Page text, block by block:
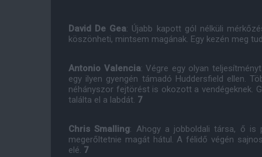
David De Gea: Újabb kapott gól nélküli
köszönheti, mintsem magának. Egy kezén meg
Antonio Valencia: Végre egy olyan
egy ilyen gyengén támadó Huddersfield ellen.
néhányszor fejtörést is okozott a vendégeknek.
találta el a labdát. 7
Chris Smalling: Ahogy a jobboldali társa, ő is
megerőltetnie magát hátul. A félidő végén
elé. 7